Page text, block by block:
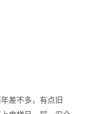
差不多，有点旧